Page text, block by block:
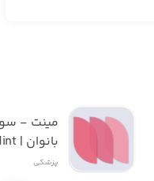
بانوان | Mint
پزشکی